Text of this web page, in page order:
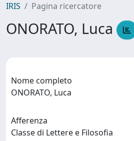
IRIS Pagina ricercatore
ONORATO, Luca
Nome completo
ONORATO, Luca
Afferenza
Classe di Lettere e Filosofia